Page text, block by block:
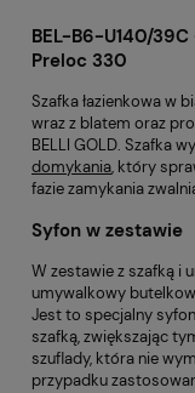
BEL-B6-U140/39C
Preloc 330
Szafka łazienkowa w
wraz z blatem oraz
BELLI GOLD. Szafka
domykania, który
fazie zamykania
Syfon w zestawie
W zestawie z szafką i
umywalkowy
Jest to specjalny
szafką, zwiększając
szuflady, która nie
przypadku